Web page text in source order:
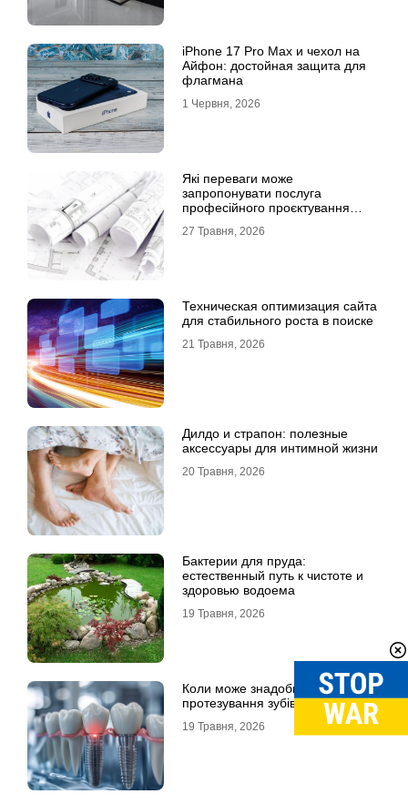
iPhone 17 Pro Max и чехол на
Айфон: достойная защита для
флагмана
1 Червня, 2026
Які переваги може
запропонувати послуга
професійного проєктування
27 Травня, 2026
Техническая оптимизация сайта
для стабильного роста в поиске
21 Травня, 2026
Дилдо и страпон: полезные
аксессуары для интимной жизни
20 Травня, 2026
Бактерии для пруда:
естественный путь к чистоте и
здоровью водоема
19 Травня, 2026
Коли може знадобитися
протезування зубів в Одесі
19 Травня, 2026